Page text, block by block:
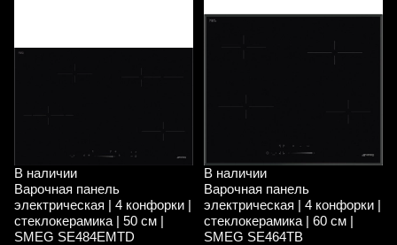
В наличии
Варочная панель
электрическая | 4 конфорки |
стеклокерамика | 50 см |
SMEG SE484EMTD
В наличии
Варочная панель
электрическая | 4 конфорки |
стеклокерамика | 60 см |
SMEG SE464TB